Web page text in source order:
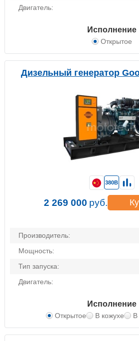
Двигатель:
Исполнение
Открытое
Дизельный генератор
Производитель:
Мощность:
Тип запуска:
Двигатель:
Исполнение
Открытое В кожухе В
380В
2 269 000 руб.